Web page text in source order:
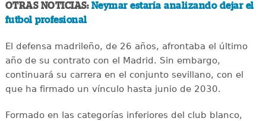
OTRAS NOTICIAS: Neymar estaría analizando dejar el
futbol profesional
El defensa madrileño, de 26 años, afrontaba el último
año de su contrato con el Madrid. Sin embargo,
continuará su carrera en el conjunto sevillano, con el
que ha firmado un vínculo hasta junio de 2030.
Formado en las categorías inferiores del club blanco,